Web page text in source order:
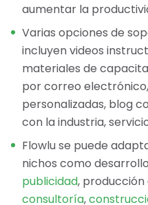
aumentar la
Varias opciones de
incluyen videos
materiales de
por correo
personalizadas, blog
con la industria,
Flowlu se puede
nichos como
publicidad,
consultoría,